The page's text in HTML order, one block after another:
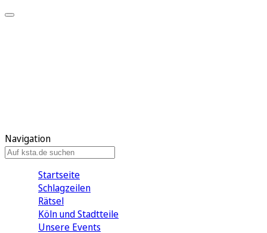
Navigation
Startseite
Schlagzeilen
Rätsel
Köln und Stadtteile
Unsere Events